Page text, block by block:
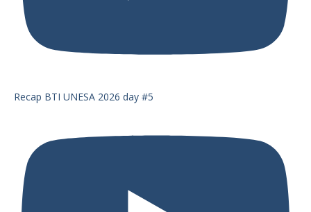
Recap BTI UNESA 2026 day #5